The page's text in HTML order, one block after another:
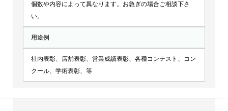
個数や内容によって異なります。お急ぎの場合ご相談下さ
い。
用途例
社内表彰、店舗表彰、営業成績表彰、各種コンテスト、コン
クール、学術表彰、等